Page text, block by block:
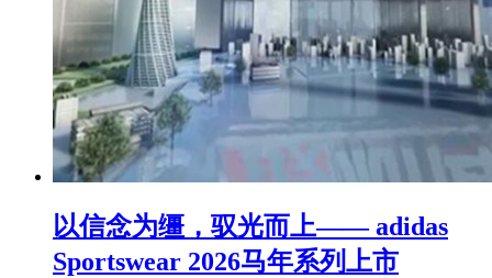
以信念为缰，驭光而上—— adidas
Sportswear 2026马年系列上市